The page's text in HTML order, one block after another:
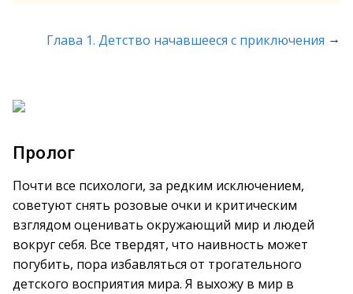
Глава 1. Детство начавшееся с приключения →
Пролог
Почти все психологи, за редким исключением,
советуют снять розовые очки и критическим
взглядом оценивать окружающий мир и людей
вокруг себя. Все твердят, что наивность может
погубить, пора избавляться от трогательного
детского восприятия мира. Я выхожу в мир в